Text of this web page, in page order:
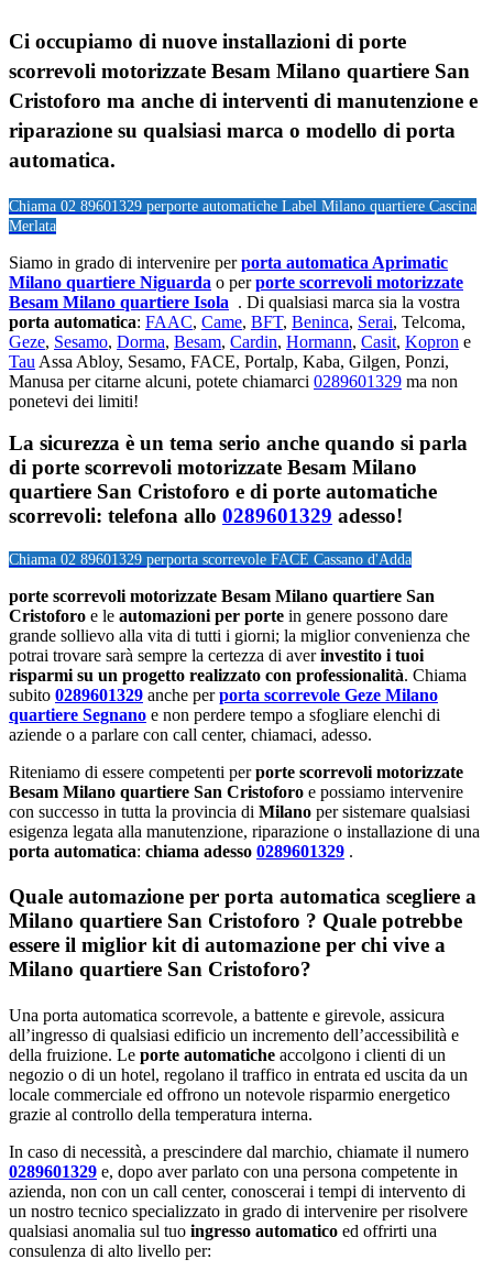
Ci occupiamo di nuove installazioni di porte
scorrevoli motorizzate Besam Milano quartiere San
Cristoforo ma anche di interventi di manutenzione e
riparazione su qualsiasi marca o modello di porta
automatica.
Chiama 02 89601329 perporte automatiche Label Milano quartiere Cascina
Merlata
Siamo in grado di intervenire perporta automatica Aprimatic
Milano quartiere Niguarda o perporte scorrevoli motorizzate
Besam Milano quartiere Isola . Di qualsiasi marca sia la vostra
porta automatica: FAAC, Came, BFT, Beninca, Serai, Telcoma,
Geze, Sesamo, Dorma, Besam, Cardin, Hormann, Casit, Kopron e
Tau Assa Abloy, Sesamo, FACE, Portalp, Kaba, Gilgen, Ponzi,
Manusa per citarne alcuni, potete chiamarci 0289601329 ma non
ponetevi dei limiti!
La sicurezza è un tema serio anche quando si parla
di porte scorrevoli motorizzate Besam Milano
quartiere San Cristoforo e di porte automatiche
scorrevoli: telefona allo 0289601329 adesso!
Chiama 02 89601329 perporta scorrevole FACE Cassano d'Adda
porte scorrevoli motorizzate Besam Milano quartiere San
Cristoforo e le automazioni per porte in genere possono dare
grande sollievo alla vita di tutti i giorni; la miglior convenienza che
potrai trovare sarà sempre la certezza di averinvestito i tuoi
risparmi su un progetto realizzato con professionalità. Chiama
subito 0289601329 anche perporta scorrevole Geze Milano
quartiere Segnano e non perdere tempo a sfogliare elenchi di
aziende o a parlare con call center, chiamaci, adesso.
Riteniamo di essere competenti perporte scorrevoli motorizzate
Besam Milano quartiere San Cristoforo e possiamo intervenire
con successo in tutta la provincia di Milano per sistemare qualsiasi
esigenza legata alla manutenzione, riparazione o installazione di una
porta automatica: chiama adesso 0289601329 .
Quale automazione per porta automatica scegliere a
Milano quartiere San Cristoforo ? Quale potrebbe
essere il miglior kit di automazione per chi vive a
Milano quartiere San Cristoforo?
Una porta automatica scorrevole, a battente e girevole, assicura
all’ingresso di qualsiasi edificio un incremento dell’accessibilità e
della fruizione. Le porte automatiche accolgono i clienti di un
negozio o di un hotel, regolano il traffico in entrata ed uscita da un
locale commerciale ed offrono un notevole risparmio energetico
grazie al controllo della temperatura interna.
In caso di necessità, a prescindere dal marchio, chiamate il numero
0289601329 e, dopo aver parlato con una persona competente in
azienda, non con un call center, conoscerai i tempi di intervento di
un nostro tecnico specializzato in grado di intervenire per risolvere
qualsiasi anomalia sul tuo ingresso automatico ed offrirti una
consulenza di alto livello per: